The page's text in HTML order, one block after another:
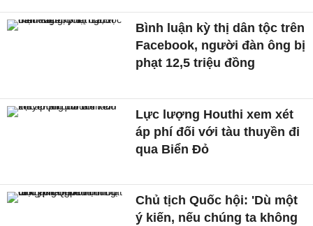
Bình luận kỳ thị dân tộc trên
Facebook, người đàn ông bị
phạt 12,5 triệu đồng
Lực lượng Houthi xem xét
áp phí đối với tàu thuyền đi
qua Biển Đỏ
Chủ tịch Quốc hội: 'Dù một
ý kiến, nếu chúng ta không